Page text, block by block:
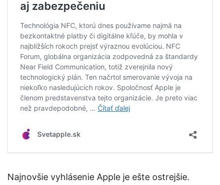
Najnovšie vyhlásenie Apple je ešte ostrejšie.